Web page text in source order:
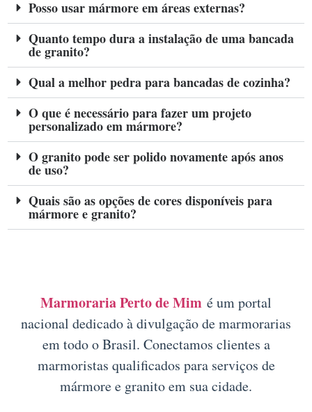
Posso usar mármore em áreas externas?
Quanto tempo dura a instalação de uma bancada
de granito?
Qual a melhor pedra para bancadas de cozinha?
O que é necessário para fazer um projeto
personalizado em mármore?
O granito pode ser polido novamente após anos
de uso?
Quais são as opções de cores disponíveis para
mármore e granito?
Marmoraria Perto de Mim é um portal
nacional dedicado à divulgação de marmorarias
em todo o Brasil. Conectamos clientes a
marmoristas qualificados para serviços de
mármore e granito em sua cidade.